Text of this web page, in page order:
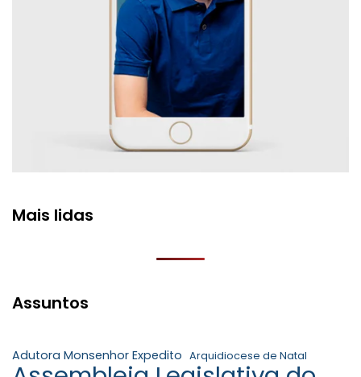
Mais lidas
Assuntos
Adutora Monsenhor Expedito Arquidiocese de Natal